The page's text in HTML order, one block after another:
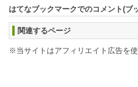
はてなブックマークでのコメント(ブ
関連するページ
※当サイトはアフィリエイト広告を使